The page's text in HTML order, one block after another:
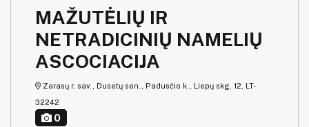
MAŽUTĖLIŲ IR
NETRADICINIŲ NAMELIŲ
ASCOCIACIJA
Zarasų r. sav., Dusetų sen., Padusčio k., Liepų skg. 12, LT-
32242
0